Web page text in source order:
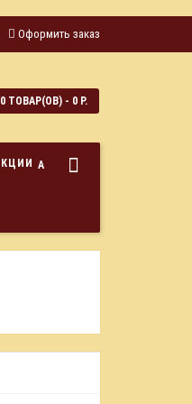
Оформить заказ
0 ТОВАР(ОВ) - 0 Р.
АКЦИИ